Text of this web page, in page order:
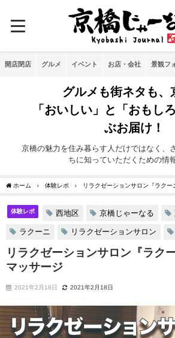
開店閉店 グルメ イベント お店・会社 景観フ
グルメも街ネタも、
「おいしい」と「おもし
ぶお届け！
京橋の魅力を住み暮らす人だけではなく、
ちに知っていただくための情
ホーム 体験レポ リラクゼーションサロン『ラク
体験レポ 西地区 京橋じゃーなる
ラクーニ リラクゼーションサロン
リラクゼーションサロン『ラク
マッサージ
2021年2月18日 2021年2月18日